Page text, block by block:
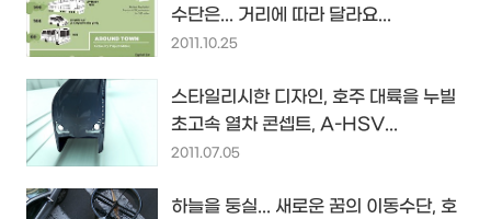
수단은... 거리에 따라 달라요...
2011.10.25
스타일리시한 디자인, 호주 대륙을 누빌
초고속 열차 콘셉트, A-HSV...
2011.07.05
하늘을 둥실... 새로운 꿈의 이동수단, 호